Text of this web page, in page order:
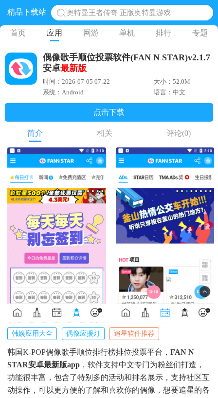
精品下载站
奥特曼王者传奇 正版奥特曼游戏
地铁跑酷体验服国际服 地铁跑酷体验服版本
网易光遇手游正版 点亮星空共庆周年
蛋仔派对下载 蛋仔派对体验服
首页 应用 网游 单机 排行 专题
偶像歌手顺位投票软件(FAN N STAR)v2.1.7
安卓最新版
时间：2026-07-05 07:22
大小：52.0M
系统：Android
语言：中文
点击下载
简介 相关 评论(0)
韩娱应用大全 偶像应援灯 追星软件推荐
韩国K-POP偶像歌手顺位排行榜排位投票平台， FAN N
STAR安卓最新版app ，软件支持中文专门为粉丝们打造，
功能很丰富，包含了特别多的活动和排名展示，支持社区互
动操作，可以更方便的了解和喜欢你的偶像，想要追星的各